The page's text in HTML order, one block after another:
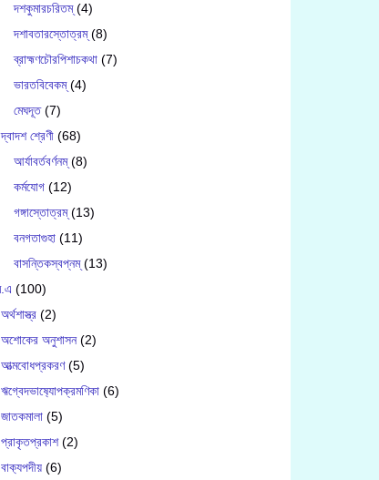
দশকুমারচরিতম্(4)
দশাবতারস্তোত্রম্(8)
ব্রাহ্মণচৌরপিশাচকথা (7)
ভারতবিবেকম্(4)
মেঘদূত(7)
দ্বাদশ শ্রেণী (68)
আর্যাবর্তবর্ণনম্(8)
কর্মযোগ (12)
গঙ্গাস্তোত্রম্(13)
বনগতাগুহা (11)
বাসন্তিকস্বপ্নম্(13)
(100)
অর্থশাস্ত্র (2)
অশোকের অনুশাসন(2)
আত্মবোধপ্রকরণ(5)
ঋগ্বেদভাষ‍্যোপক্রমণিকা (6)
জাতকমালা (5)
প্রাকৃতপ্রকাশ(2)
বাক‍্যপদীয় (6)